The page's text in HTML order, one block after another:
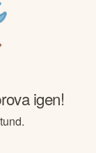
igen!